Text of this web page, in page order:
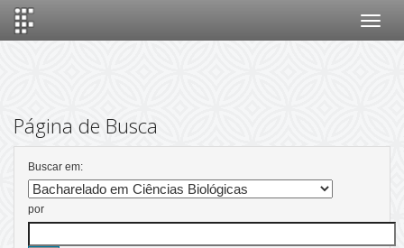
Página de Busca
Buscar em:
por